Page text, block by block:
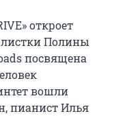
откроет
Полины
посвящена
вошли
пианист Илья